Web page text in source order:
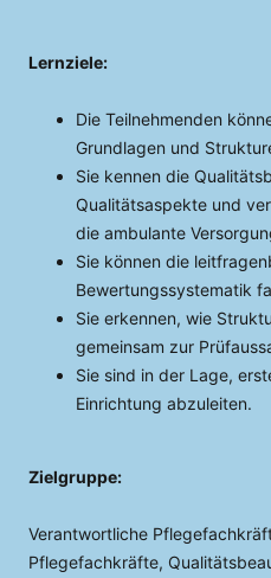
Lernziele:
Die Teilnehmenden
Grundlagen und
Sie kennen die
Qualitätsaspekte und
die ambulante
Sie können die
Bewertungssystematik
Sie erkennen, wie
gemeinsam zur
Sie sind in der Lage,
Einrichtung abzuleiten.
Zielgruppe:
Verantwortliche
Pflegefachkräfte,